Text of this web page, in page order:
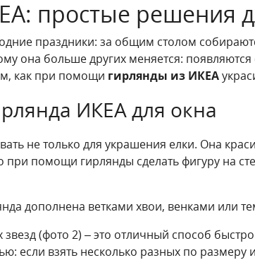
простые решения
праздники: за общим столом
она больше других меняется:
как при помощи гирлянды из ИКЕА
ИКЕА для окна
не только для украшения елки. Она
помощи гирлянды сделать фигуру на
дополнена ветками хвои, венками или
(фото 2) – это отличный способ
если взять несколько разных по размеру